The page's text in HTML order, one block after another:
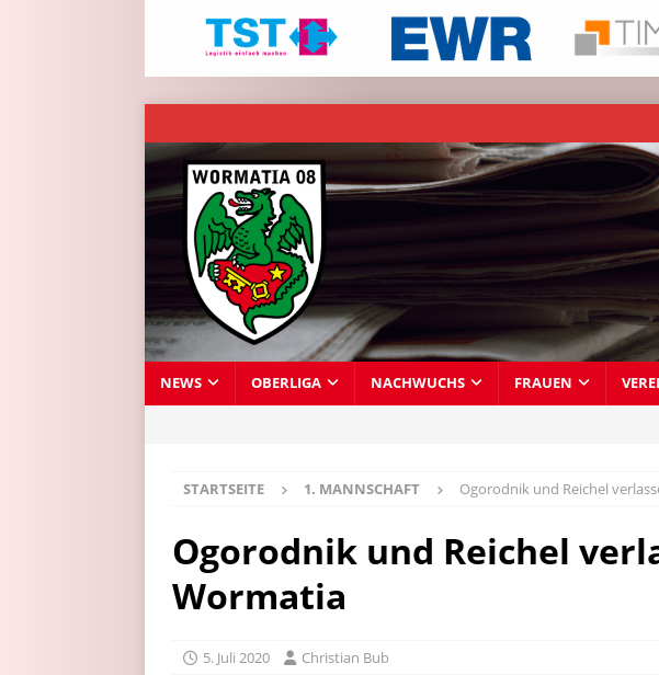
NEWS OBERLIGA NACHWUCHS FRAUEN
STARTSEITE 1. MANNSCHAFT Ogorodnik und Reichel
Ogorodnik und Reichel
Wormatia
5. Juli 2020 Christian Bub